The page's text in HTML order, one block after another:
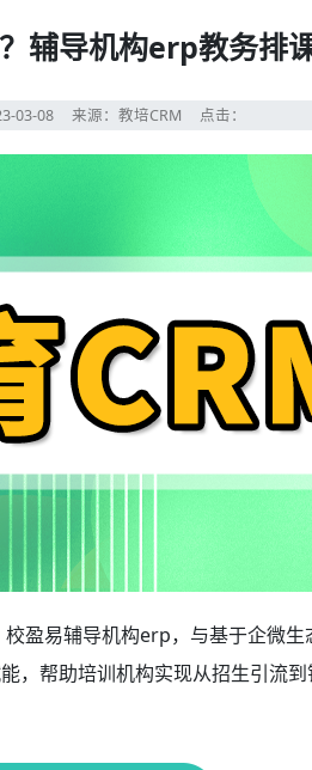
辅导机构erp教务排
03-08来源：教培CRM 点击：
盈易辅导机构erp，与基于企微
，帮助培训机构实现从招生引流